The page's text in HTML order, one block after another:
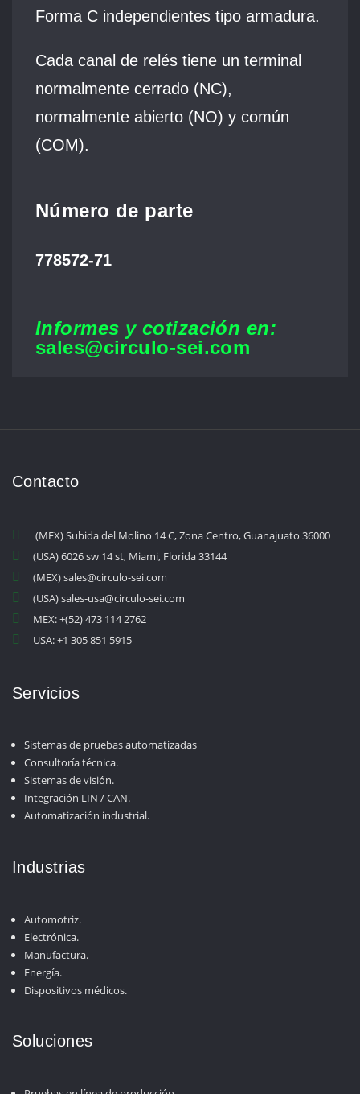
Forma C independientes tipo armadura.
Cada canal de relés tiene un terminal
normalmente cerrado (NC),
normalmente abierto (NO) y común
(COM).
Número de parte
778572-71
Informes y cotización en:
sales@circulo-sei.com
Contacto
(MEX) Subida del Molino 14 C, Zona Centro, Guanajuato 36000
(USA) 6026 sw 14 st, Miami, Florida 33144
(MEX) sales@circulo-sei.com
(USA) sales-usa@circulo-sei.com
MEX: +(52) 473 114 2762
USA: +1 305 851 5915
Servicios
Sistemas de pruebas automatizadas
Consultoría técnica.
Sistemas de visión.
Integración LIN / CAN.
Automatización industrial.
Industrias
Automotriz.
Electrónica.
Manufactura.
Energía.
Dispositivos médicos.
Soluciones